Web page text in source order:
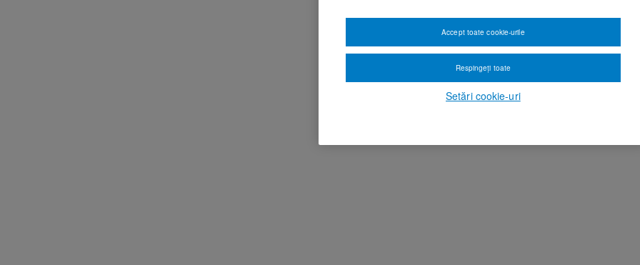
Setări cookie-uri
Respingeți toate
Accept toate cookie-urile